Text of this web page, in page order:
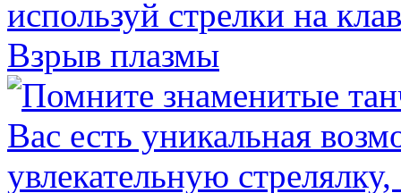
Взрыв плазмы